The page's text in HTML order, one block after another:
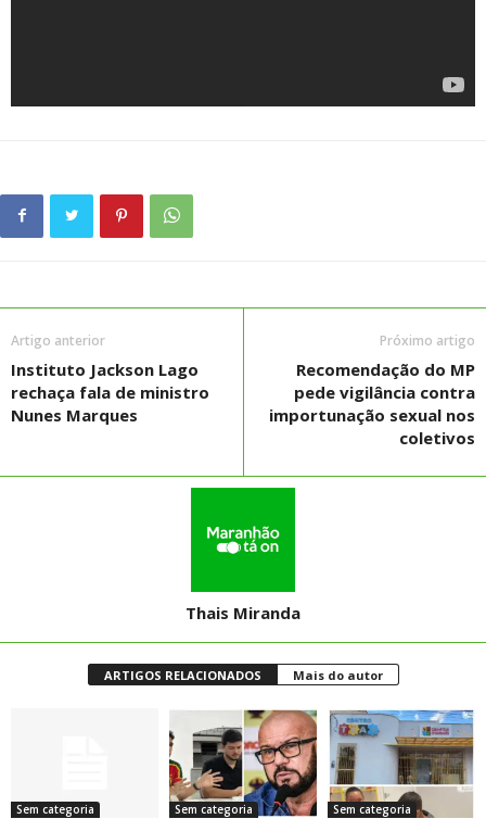
Artigo anterior
Instituto Jackson Lago
rechaça fala de ministro
Nunes Marques
Próximo artigo
Recomendação do MP
pede vigilância contra
importunação sexual nos
coletivos
Thais Miranda
ARTIGOS RELACIONADOS Mais do autor
Sem categoria Sem categoria Sem categoria